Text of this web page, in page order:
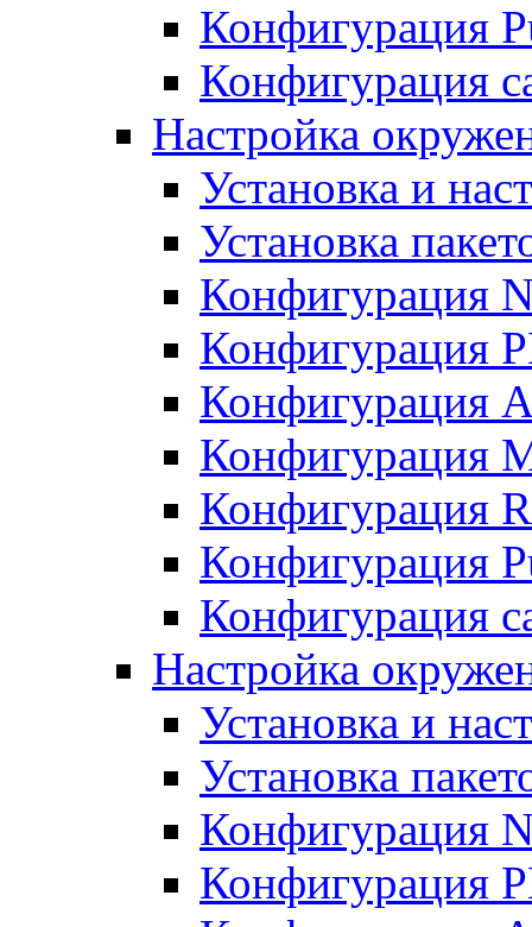
Конфигурация
Конфигурация
Настройка
Установка и
Установка
Конфигурация
Конфигурация
Конфигурация
Конфигурация
Конфигурация
Конфигурация
Конфигурация
Настройка
Установка и
Установка
Конфигурация
Конфигурация